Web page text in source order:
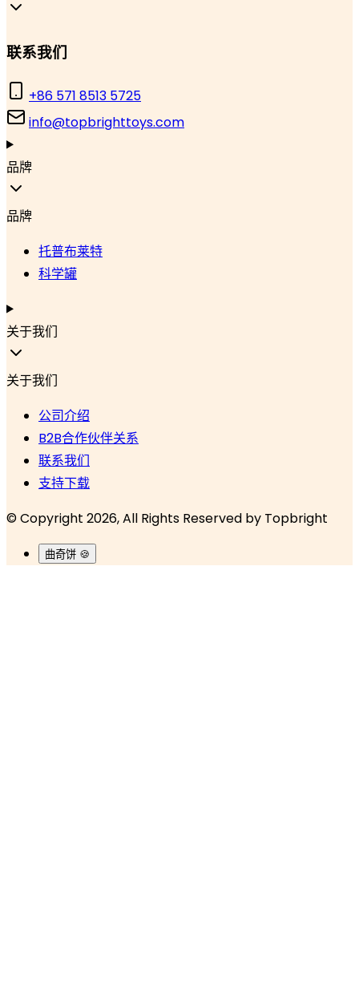
联系我们
+86 571 8513 5725
info@topbrighttoys.com
品牌
品牌
托普布莱特
科学罐
关于我们
关于我们
公司介绍
B2B合作伙伴关系
联系我们
支持下载
© Copyright 2026, All Rights Reserved by Topbright
曲奇饼 🍪